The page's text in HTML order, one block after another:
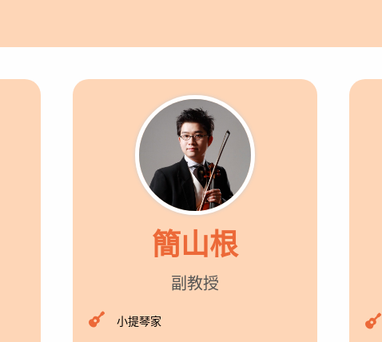
簡山根
副教授
小提琴家